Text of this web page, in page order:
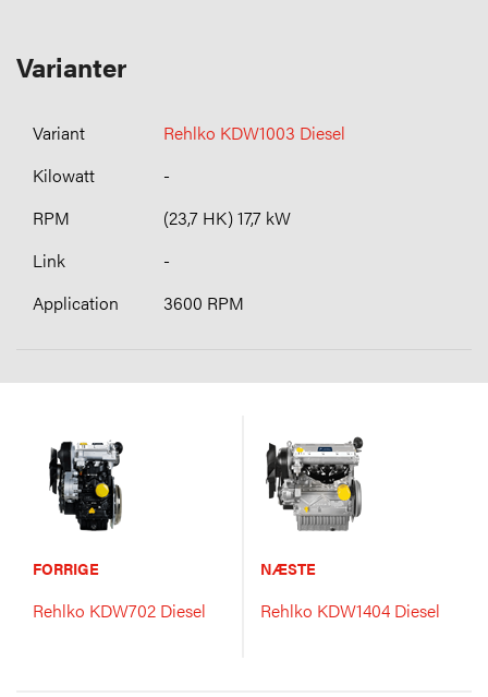
Varianter
Rehlko KDW1003 Diesel
-
(23,7 HK) 17,7 kW
-
3600 RPM
FORRIGE
Rehlko KDW702 Diesel
NÆSTE
Rehlko KDW1404 Diesel